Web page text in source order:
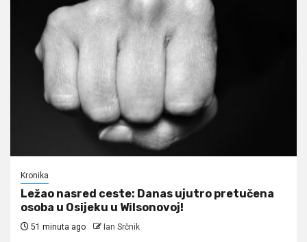
Kronika
Ležao nasred ceste: Danas ujutro pretučena
osoba u Osijeku u Wilsonovoj!
51 minuta ago Ian Srčnik